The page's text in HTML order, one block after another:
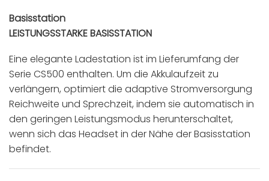
Basisstation
LEISTUNGSSTARKE BASISSTATION
Eine elegante Ladestation ist im Lieferumfang der
Serie CS500 enthalten. Um die Akkulaufzeit zu
verlängern, optimiert die adaptive Stromversorgung
Reichweite und Sprechzeit, indem sie automatisch in
den geringen Leistungsmodus herunterschaltet,
wenn sich das Headset in der Nähe der Basisstation
befindet.